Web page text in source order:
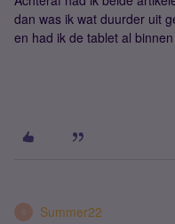
dan was ik wat duurder uit
en had ik de tablet al
S Summer22